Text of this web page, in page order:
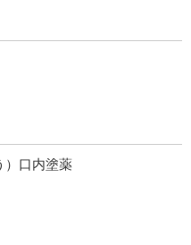
）口内塗薬